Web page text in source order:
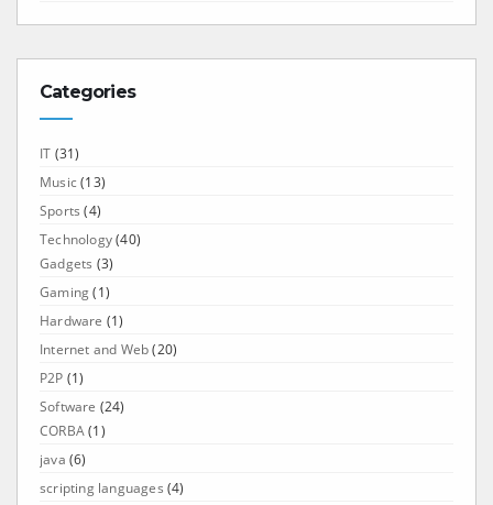
Categories
IT (31)
Music (13)
Sports (4)
Technology(40)
Gadgets (3)
Gaming(1)
Hardware (1)
Internet and Web(20)
P2P (1)
Software (24)
CORBA(1)
java (6)
scripting languages (4)